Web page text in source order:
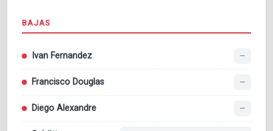
BAJAS
Ivan Fernandez —
Francisco Douglas —
Diego Alexandre —